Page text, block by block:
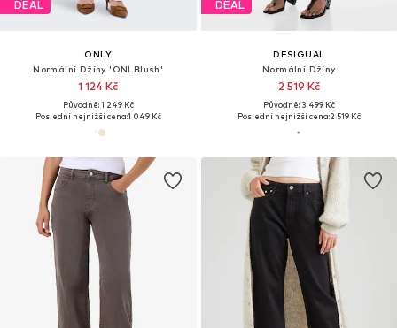
DEAL
ONLY
Normální Džíny 'ONLBlush'
1 124 Kč
Původně: 1 249 Kč
Poslední nejnižší cena:1 049 Kč
DEAL
DESIGUAL
Normální Džíny
2 519 Kč
Původně: 3 499 Kč
Poslední nejnižší cena:2 519 Kč